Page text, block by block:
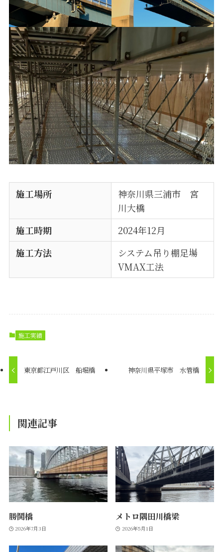
施工場所
神奈川県三浦市 宮
川大橋
施工時期
2024年12月
施工方法
システム吊り棚足場
VMAX工法
施工実績
東京都江戸川区 船堀橋 神奈川県平塚市 水管橋
関連記事
勝鬨橋
2026年7月3日
メトロ隅田川橋梁
2026年5月1日